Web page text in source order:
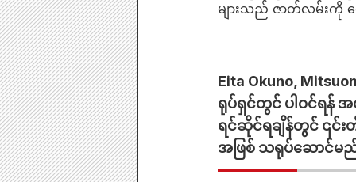
များသည် ဇာတ်လမ်းကို
Eita Okuno,
ရုပ်ရှင်တွင် ပါဝင်ရန်
ရင်ဆိုင်ရချိန်တွင် ၎င်
အဖြစ် သရုပ်ဆောင်မ